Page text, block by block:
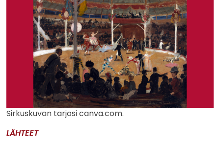
Sirkuskuvan tarjosi canva.com.
LÄHTEET